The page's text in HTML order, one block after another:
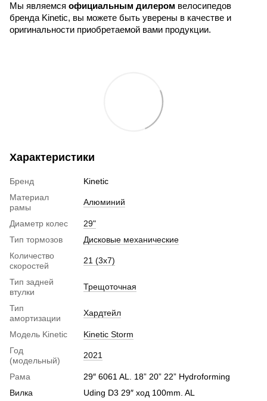
Мы являемся официальным дилером велосипедов
бренда Kinetic, вы можете быть уверены в качестве и
оригинальности приобретаемой вами продукции.
Характеристики
Бренд
Kinetic
Материал
рамы
Алюминий
Диаметр колес
29"
Тип тормозов
Дисковые механические
Количество
скоростей
21 (3х7)
Тип задней
втулки
Трещоточная
Тип
амортизации
Хардтейл
Модель Kinetic
Kinetic Storm
Год
(модельный)
2021
Рама
29″ 6061 AL. 18” 20” 22” Hydroforming
Вилка
Uding D3 29″ ход 100mm. AL